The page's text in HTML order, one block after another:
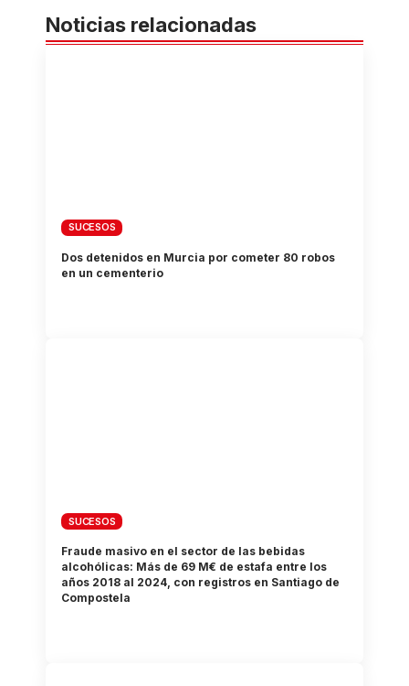
Noticias relacionadas
SUCESOS
Dos detenidos en Murcia por cometer 80 robos
en un cementerio
SUCESOS
Fraude masivo en el sector de las bebidas
alcohólicas: Más de 69 M€ de estafa entre los
años 2018 al 2024, con registros en Santiago de
Compostela